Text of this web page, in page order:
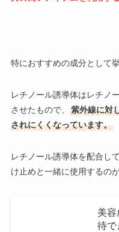
特におすすめの成分として
レチノール誘導体はレチノ
させたもので、
紫外線に対
されにくくなっています。
レチノール誘導体を配合し
け止めと一緒に使用するの
美
待で